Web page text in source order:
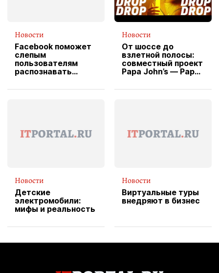
Новости
Facebook поможет
слепым
пользователям
распознавать
Новости
От шоссе до
взлетной полосы:
совместный проект
Papa John’s — Papa
вводит
Новости
Детские
электромобили:
мифы и реальность
Новости
Виртуальные туры
внедряют в бизнес